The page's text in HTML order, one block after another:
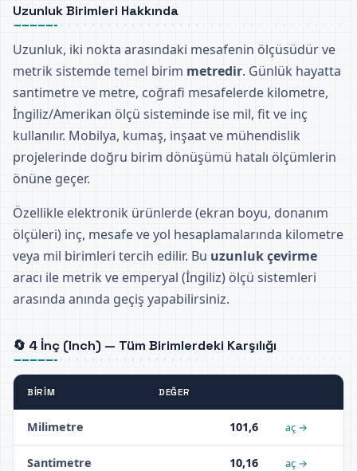
Uzunluk Birimleri Hakkında
Uzunluk, iki nokta arasındaki mesafenin ölçüsüdür ve
metrik sistemde temel birim metredir. Günlük hayatta
santimetre ve metre, coğrafi mesafelerde kilometre,
İngiliz/Amerikan ölçü sisteminde ise mil, fit ve inç
kullanılır. Mobilya, kumaş, inşaat ve mühendislik
projelerinde doğru birim dönüşümü hatalı ölçümlerin
önüne geçer.
Özellikle elektronik ürünlerde (ekran boyu, donanım
ölçüleri) inç, mesafe ve yol hesaplamalarında kilometre
veya mil birimleri tercih edilir. Bu uzunluk çevirme
aracı ile metrik ve emperyal (İngiliz) ölçü sistemleri
arasında anında geçiş yapabilirsiniz.
🔄 4 İnç (Inch) — Tüm Birimlerdeki Karşılığı
BIRIM DEĞER
Milimetre 101,6 aç →
Santimetre 10,16 aç →